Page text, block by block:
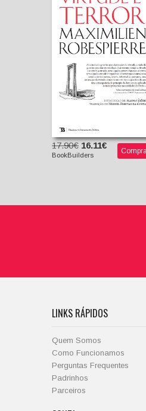
Virtude e Terror
Maximilien
Robespierre
Slavoj Zizek
(Introdução)
17.90€ 16.11€
BookBuilders
LINKS RÁPIDOS
Quem Somos
Como Funcionamos
Perguntas Frequentes
Padrinhos
Parceiros